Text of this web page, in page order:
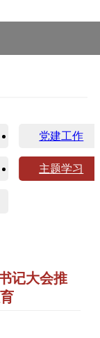
党建工作
主题学习
记大会推